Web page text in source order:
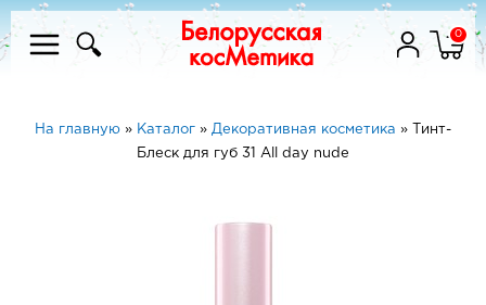
0
На главную » Каталог » Декоративная косметика »
Тинт-
Блеск для губ 31 All day nude